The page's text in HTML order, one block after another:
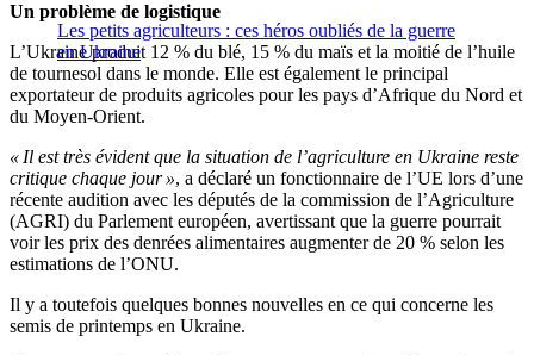
Les petits agriculteurs : ces héros oubliés de la guerre
en Ukraine
Un problème de logistique
L’Ukraine produit 12 % du blé, 15 % du maïs et la moitié de l’huile
de tournesol dans le monde. Elle est également le principal
exportateur de produits agricoles pour les pays d’Afrique du Nord et
du Moyen-Orient.
« Il est très évident que la situation de l’agriculture en Ukraine reste
critique chaque jour », a déclaré un fonctionnaire de l’UE lors d’une
récente audition avec les députés de la commission de l’Agriculture
(AGRI) du Parlement européen, avertissant que la guerre pourrait
voir les prix des denrées alimentaires augmenter de 20 % selon les
estimations de l’ONU.
Il y a toutefois quelques bonnes nouvelles en ce qui concerne les
semis de printemps en Ukraine.